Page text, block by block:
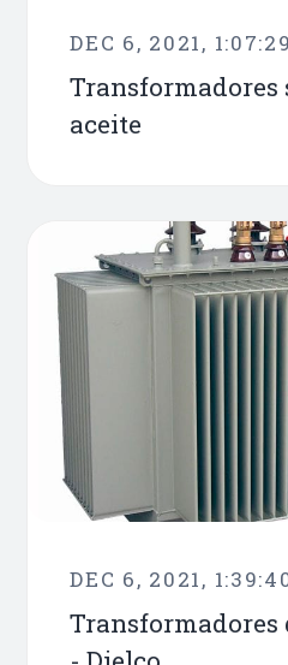
DEC 6, 2021,
Transformadores
aceite
DEC 6, 2021,